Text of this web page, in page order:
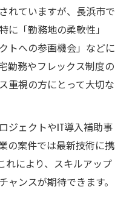
き福利厚生の確認法
浜市の求人事情
人市場の最新トレン
い求人事情の実例
めの情報収集術
地元企業の魅力とは
ログラマーワーク
れていますが、長浜市で
に「勤務地の柔軟性」
トへの参画機会」などに
勤務やフレックス制度の
重視の方にとって大切な
ジェクトやIT導入補助事
の案件では最新技術に携
れにより、スキルアップ
ンスが期待できます。